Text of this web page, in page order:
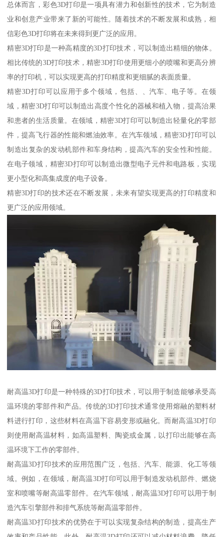
总体而言，彩色3D打印是一项具有潜力和创新性的技术，它为制造
业和创意产业带来了新的可能性。随着技术的不断发展和成熟，相
信彩色3D打印将在未来得到更广泛的应用。
精密3D打印是一种高精度的3D打印技术，可以制造出精细的物体。
相比传统的3D打印技术，精密3D打印使用更细小的喷嘴和更高分辨
率的打印机，可以实现更高的打印精度和更细腻的表面质量。
精密3D打印可以应用于多个领域，包括、、汽车、电子等。在领
域，精密3D打印可以制造出高度个性化的器械和植入物，提高治果
和患者的生活质量。在领域，精密3D打印可以制造出轻量化的零部
件，提高飞行器的性能和燃油效率。在汽车领域，精密3D打印可以
制造出复杂的发动机部件和车身结构，提高汽车的安全性和性能。
在电子领域，精密3D打印可以制造出微型电子元件和电路板，实现
更小型化和高集成度的电子设备。
精密3D打印的技术还在不断发展，未来有望实现更高的打印精度和
更广泛的应用领域。
耐高温3D打印是一种特殊的3D打印技术，可以用于制造能够承受高
温环境的零部件和产品。传统的3D打印技术通常使用熔融的塑料材
料进行打印，这些材料在高温下容易变形或融化。而耐高温3D打印
则使用耐高温材料，如高温塑料、陶瓷或金属，以打印出能够在高
温环境下工作的零部件。
耐高温3D打印技术的应用范围广泛，包括、汽车、能源、化工等领
域。例如，在领域，耐高温3D打印可以用于制造发动机部件、燃烧
室和喷嘴等耐高温零部件。在汽车领域，耐高温3D打印可以用于制
造汽车引擎部件和排气系统等耐高温零部件。
耐高温3D打印技术的优势在于可以实现复杂结构的制造，提高生产